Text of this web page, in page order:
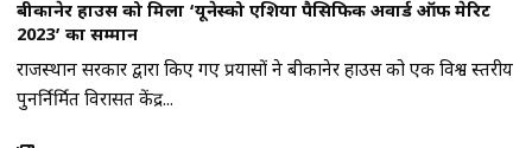
बीकानेर हाउस को मिला ‘यूनेस्को एशिया पैसिफिक अवार्ड ऑफ मेरिट
2023’ का सम्मान
राजस्थान सरकार द्वारा किए गए प्रयासों ने बीकानेर हाउस को एक विश्व स्तरीय
पुनर्निर्मित विरासत केंद्र...